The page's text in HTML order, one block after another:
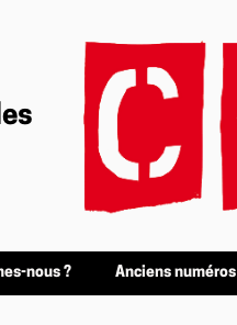
nous ? Anciens numéros